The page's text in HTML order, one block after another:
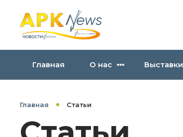
Главная О нас Выставки
Главная Статьи